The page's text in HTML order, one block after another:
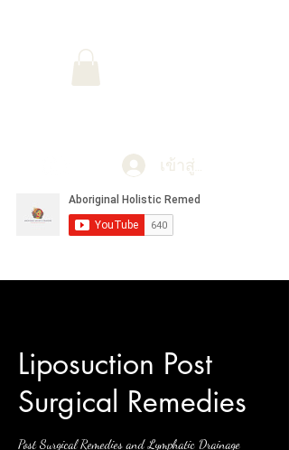
เข้าสู่ระบบ
Liposuction Post
Surgical Remedies
Post Surgical Remedies and Lymphatic Drainage